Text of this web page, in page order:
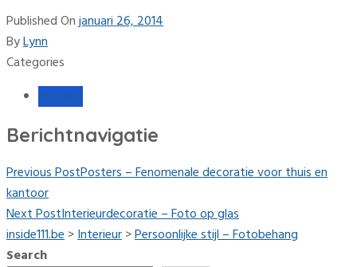
Published Onjanuari 26, 2014
ByLynn
Categories
Interieur
Berichtnavigatie
Previous PostPosters – Fenomenale decoratie voor thuis en
kantoor
Next PostInterieurdecoratie – Foto op glas
inside111.be>Interieur>Persoonlijke stijl – Fotobehang
Search